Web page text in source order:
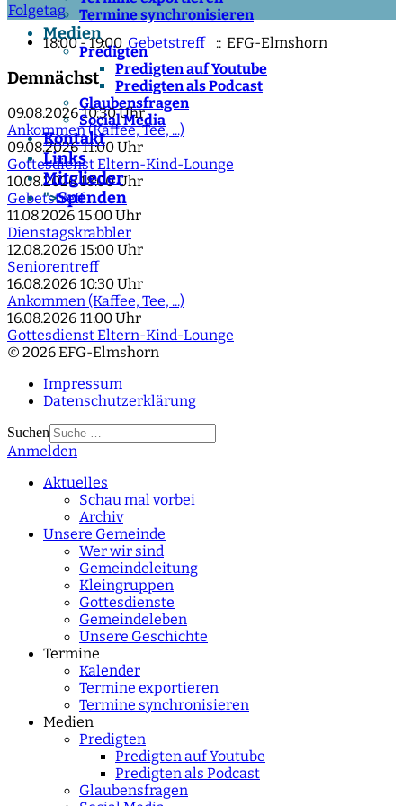
Termine synchronisieren
Medien
Predigten
Predigten auf Youtube
Predigten als Podcast
Glaubensfragen
Social Media
Kontakt
Links
Mitglieder
">Spenden
Folgetag
18:00 - 19:00Gebetstreff :: EFG-Elmshorn
Demnächst
09.08.2026 10:30 Uhr
Ankommen (Kaffee, Tee, ...)
09.08.2026 11:00 Uhr
Gottesdienst Eltern-Kind-Lounge
10.08.2026 18:00 Uhr
Gebetstreff
11.08.2026 15:00 Uhr
Dienstagskrabbler
12.08.2026 15:00 Uhr
Seniorentreff
16.08.2026 10:30 Uhr
Ankommen (Kaffee, Tee, ...)
16.08.2026 11:00 Uhr
Gottesdienst Eltern-Kind-Lounge
© 2026 EFG-Elmshorn
Impressum
Datenschutzerklärung
Suchen
Type 2 or more
Anmelden
Aktuelles
Schau mal vorbei
Archiv
Unsere Gemeinde
Wer wir sind
Gemeindeleitung
Kleingruppen
Gottesdienste
Gemeindeleben
Unsere Geschichte
Termine
Kalender
Termine exportieren
Termine synchronisieren
Medien
Predigten
Predigten auf Youtube
Predigten als Podcast
Glaubensfragen